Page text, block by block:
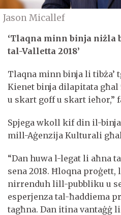
Jason Micallef
‘Tlaqna minn binja niżla
tal-Valletta 2018’
Tlaqna minn binja li tibża’
Kienet binja dilapitata għal
u skart goff u skart ieħor,”
Spjega wkoll kif din il-
mill-Aġenzija Kulturali
“Dan huwa l-legat li aħna
sena 2018. Ħloqna proġett,
nirrenduh lill-pubbliku u
esperjenza tal-ħaddiema
tagħna. Dan itina vantaġġ